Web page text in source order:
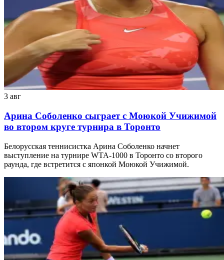
3 авг
Арина Соболенко сыграет с Моюкой Учижимой
во втором круге турнира в Торонто
Белорусская теннисистка Арина Соболенко начнет
выступление на турнире WTA-1000 в Торонто со второго
раунда, где встретится с японкой Моюкой Учижимой.